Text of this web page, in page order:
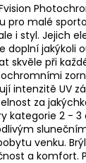
pro malé
i styl. Jejich
doplní jakýkoli
skvěle při
intenzitě UV
za
kategorie 2 -
venku.
a komfort.